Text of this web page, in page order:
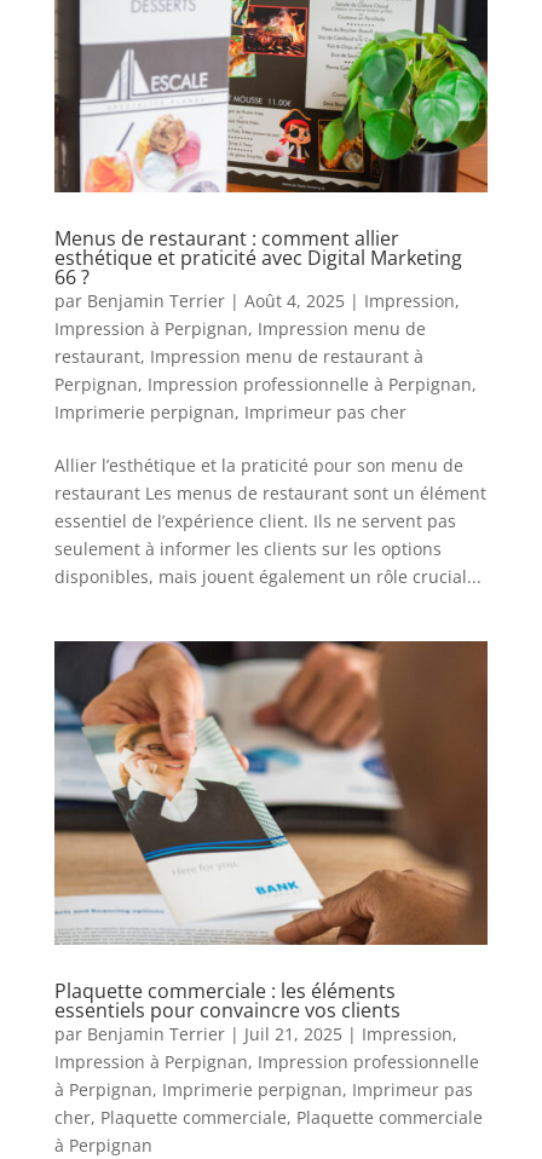
Menus de restaurant : comment allier
esthétique et praticité avec Digital Marketing
66 ?
par Benjamin Terrier| Août 4, 2025| Impression,
Impression à Perpignan, Impression menu de
restaurant, Impression menu de restaurant à
Perpignan, Impression professionnelle à Perpignan,
Imprimerie perpignan, Imprimeur pas cher
Allier l’esthétique et la praticité pour son menu de
restaurant Les menus de restaurant sont un élément
essentiel de l’expérience client. Ils ne servent pas
seulement à informer les clients sur les options
disponibles, mais jouent également un rôle crucial...
Plaquette commerciale : les éléments
essentiels pour convaincre vos clients
par Benjamin Terrier| Juil 21, 2025| Impression,
Impression à Perpignan, Impression professionnelle
à Perpignan, Imprimerie perpignan, Imprimeur pas
cher, Plaquette commerciale, Plaquette commerciale
à Perpignan